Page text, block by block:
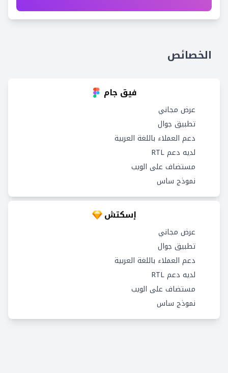
الخصائص
فيق جام
عرض مجاني
تطبيق جوال
دعم العملاء باللغة العربية
لديه دعم RTL
مستضاف على الويب
نموذج ساس
إسكتش
عرض مجاني
تطبيق جوال
دعم العملاء باللغة العربية
لديه دعم RTL
مستضاف على الويب
نموذج ساس